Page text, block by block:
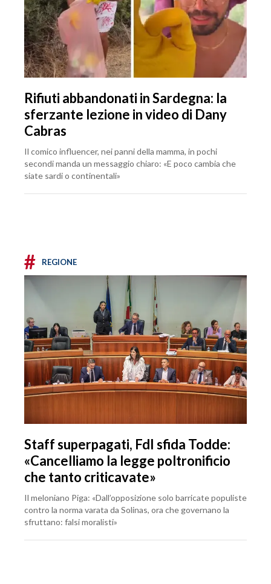
Rifiuti abbandonati in Sardegna: la
sferzante lezione in video di Dany
Cabras
Il comico influencer, nei panni della mamma, in pochi
secondi manda un messaggio chiaro: «E poco cambia che
siate sardi o continentali»
# REGIONE
Staff superpagati, FdI sfida Todde:
«Cancelliamo la legge poltronificio
che tanto criticavate»
Il meloniano Piga: «Dall’opposizione solo barricate populiste
contro la norma varata da Solinas, ora che governano la
sfruttano: falsi moralisti»